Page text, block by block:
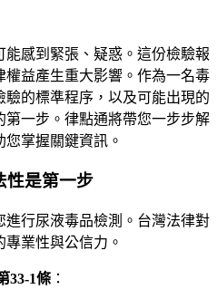
感到緊張、疑惑。這份檢驗報
益產生重大影響。作為一名毒
的標準程序，以及可能出現的
一步。律點通將帶您一步步解
掌握關鍵資訊。
性是第一步
行尿液毒品檢測。台灣法律對
業性與公信力。
33-1條 ：